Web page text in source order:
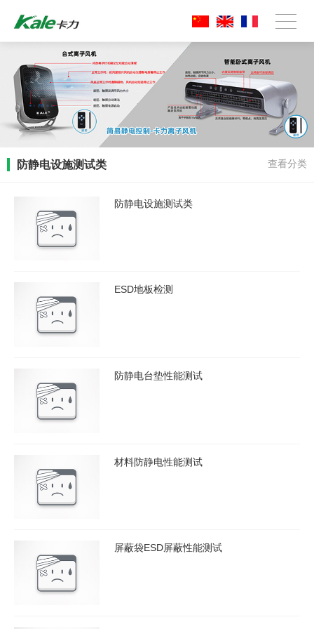
防静电设施测试类 查看分类
防静电设施测试类
ESD地板检测
防静电台垫性能测试
材料防静电性能测试
屏蔽袋ESD屏蔽性能测试